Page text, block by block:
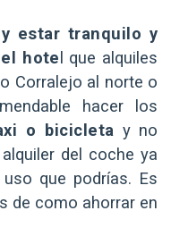
estar tranquilo y
hote l que alquiles
Corralejo al norte o
hacer los
o bicicleta y no
del coche ya
que podrías. Es
de como ahorrar en